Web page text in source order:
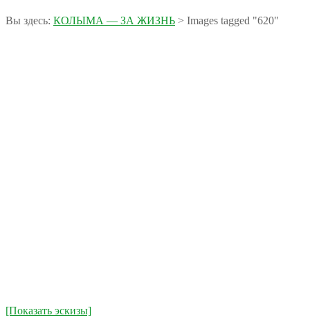
Вы здесь: КОЛЫМА — ЗА ЖИЗНЬ > Images tagged "620"
[Показать эскизы]